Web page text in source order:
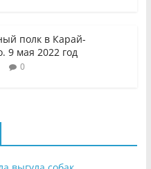
полк в Карай-
9 мая 2022 год
0